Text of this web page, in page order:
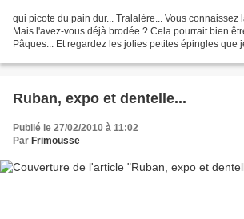
qui picote du pain dur... Tralalère... Vous connaissez
Mais l'avez-vous déjà brodée ? Cela pourrait bien
Pâques... Et regardez les jolies petites épingles que
Ruban, expo et dentelle...
Publié le 27/02/2010 à 11:02
Par Frimousse